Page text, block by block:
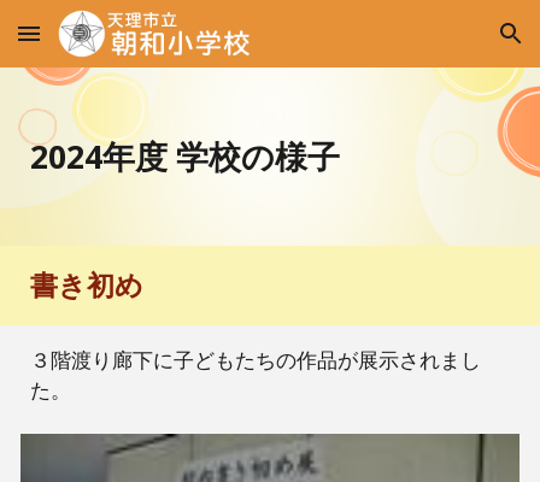
Skip to main content Skip to navigation
2024年度 学校の様子
書き初め
３階渡り廊下に子どもたちの作品が展示されまし
た。